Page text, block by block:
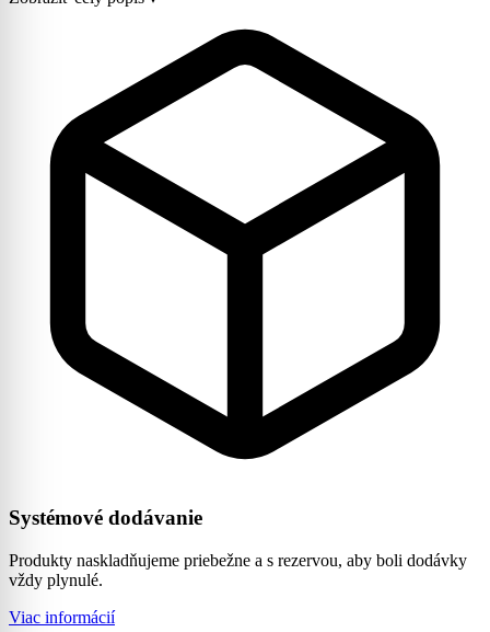
Systémové dodávanie
Produkty naskladňujeme priebežne a s rezervou, aby boli dodávky
vždy plynulé.
Viac informácií